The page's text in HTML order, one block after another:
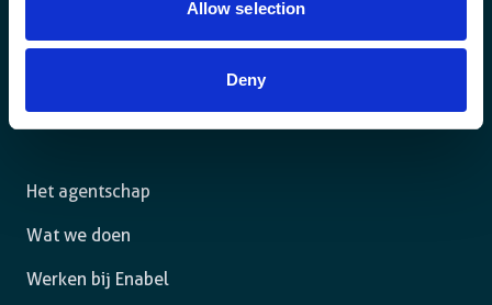
Allow selection
Deny
rechtsstaat leven en de vrijheid hebben om zich ten
volle te ontplooien.
Het agentschap
Wat we doen
Werken bij Enabel